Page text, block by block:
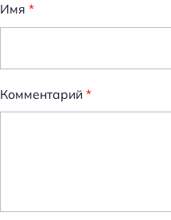
Имя *
Комментарий *